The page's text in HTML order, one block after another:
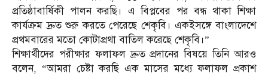
প্রতিষ্ঠাবার্ষিকী পালন করছি। এ বিপ্লবের পর বন্ধ থাকা শিক্ষা
কার্যক্রম দ্রুত শুরু করতে পেরেছে শেকৃবি। একইসঙ্গে বাংলাদেশে
প্রথমবারের মতো কোটাপ্রথা বাতিল করেছে শেকৃবি।”
শিক্ষার্থীদের পরীক্ষার ফলাফল দ্রুত প্রদানের বিষয়ে তিনি আরও
বলেন, “আমরা চেষ্টা করছি এক মাসের মধ্যে ফলাফল প্রকাশ